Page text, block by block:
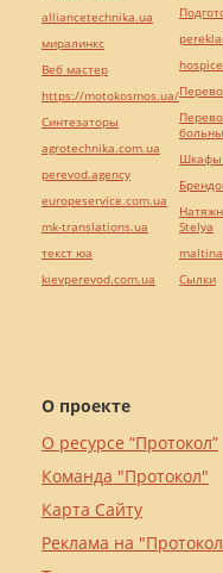
О проекте
О ресурсе “Протокол”
Команда "Протокол"
Карта Сайту
Реклама на
alliancetechnika.ua
миралинкс
Веб мастер
https://motokosmos.ua/
Синтезаторы
agrotechnika.com.ua
perevod.agency
europeservice.com.ua
mk-translations.ua
текст юа
kievperevod.com.ua
Шкафы
Stelya
Cылки